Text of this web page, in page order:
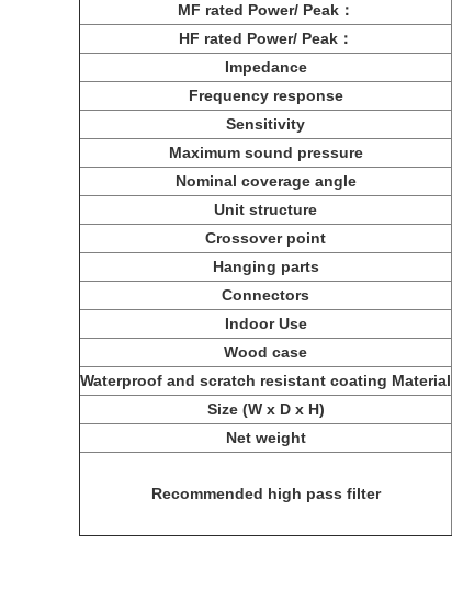
MF rated Power/ Peak：
HF rated Power/ Peak：
Impedance
Frequency response
Sensitivity
Maximum sound pressure
Nominal coverage angle
Unit structure
Crossover point
Hanging parts
Connectors
Indoor Use
Wood case
Waterproof and scratch resistant coating Material
Size (W x D x H)
Net weight
Recommended high pass filter